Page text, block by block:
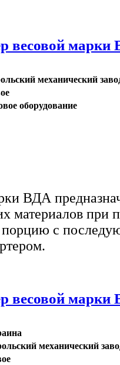
весовой марки
механический
оборудование
ВДА
материалов
с
весовой марки
механический